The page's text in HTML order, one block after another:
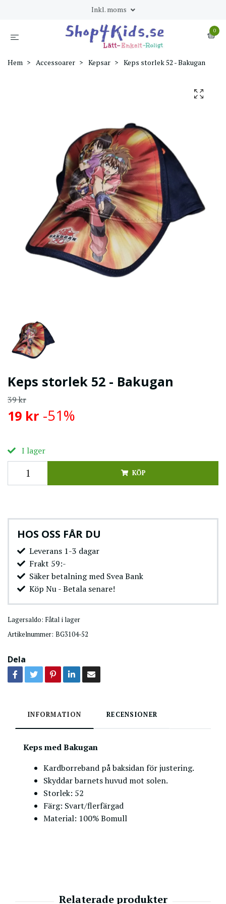
Inkl. moms
0
Hem Accessoarer Kepsar Keps storlek 52 - Bakugan
Keps storlek 52 - Bakugan
39 kr
19 kr -51%
I lager
KÖP
HOS OSS FÅR DU
Leverans 1-3 dagar
Frakt 59:-
Säker betalning med Svea Bank
Köp Nu - Betala senare!
Lagersaldo: Fåtal i lager
Artikelnummer: BG3104-52
Dela
INFORMATION RECENSIONER
Keps med Bakugan
Kardborreband på baksidan för justering.
Skyddar barnets huvud mot solen.
Storlek: 52
Färg: Svart/flerfärgad
Material: 100% Bomull